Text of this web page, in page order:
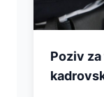
Poziv